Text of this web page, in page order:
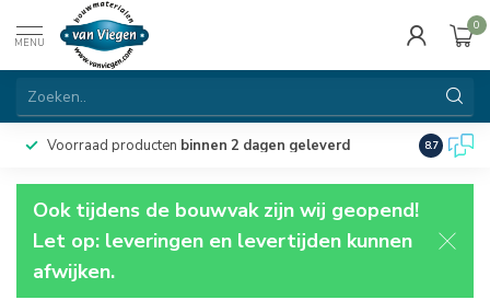
MENU
0
Voorraad producten binnen 2 dagen geleverd 8.7
Ook tijdens de bouwvak zijn wij geopend!
Let op: leveringen en levertijden kunnen
afwijken.